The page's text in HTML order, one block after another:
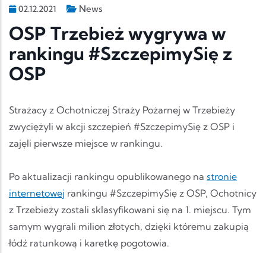
02.12.2021 News
OSP Trzebież wygrywa w
rankingu #SzczepimySię z
OSP
Strażacy z Ochotniczej Straży Pożarnej w Trzebieży
zwyciężyli w akcji szczepień #SzczepimySię z OSP i
zajęli pierwsze miejsce w rankingu.
Po aktualizacji rankingu opublikowanego na stronie
internetowej rankingu #SzczepimySię z OSP, Ochotnicy
z Trzebieży zostali sklasyfikowani się na 1. miejscu. Tym
samym wygrali milion złotych, dzięki któremu zakupią
łódź ratunkową i karetkę pogotowia.